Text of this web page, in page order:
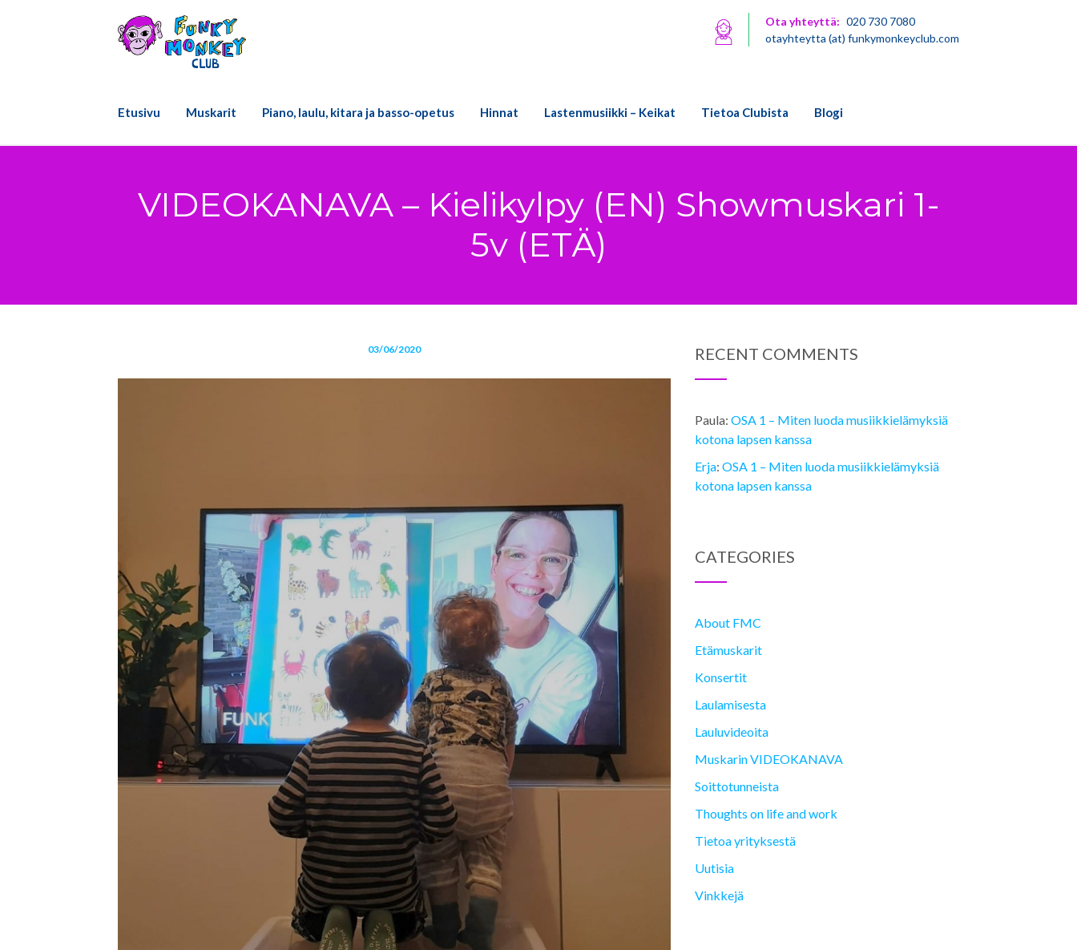
Ota yhteyttä: 020 730 7080
otayhteytta (at) funkymonkeyclub.com
Etusivu Muskarit Piano, laulu, kitara ja basso-opetus Hinnat Lastenmusiikki – Keikat Tietoa Clubista Blogi
VIDEOKANAVA – Kielikylpy (EN) Showmuskari 1-
5v (ETÄ)
03/06/2020 RECENT COMMENTS
Paula: OSA 1 ­– Miten luoda musiikkielämyksiä
kotona lapsen kanssa
Erja: OSA 1 ­– Miten luoda musiikkielämyksiä
kotona lapsen kanssa
CATEGORIES
About FMC
Etämuskarit
Konsertit
Laulamisesta
Lauluvideoita
Muskarin VIDEOKANAVA
Soittotunneista
Thoughts on life and work
Tietoa yrityksestä
Uutisia
Vinkkejä